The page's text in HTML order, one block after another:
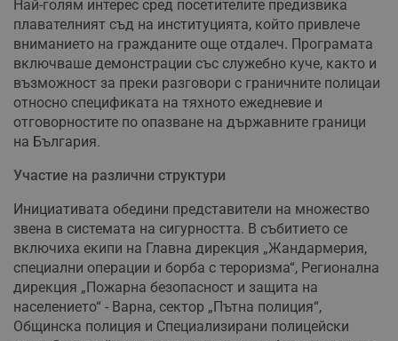
Най-голям интерес сред посетителите предизвика
плавателният съд на институцията, който привлече
вниманието на гражданите още отдалеч. Програмата
включваше демонстрации със служебно куче, както и
възможност за преки разговори с граничните полицаи
относно спецификата на тяхното ежедневие и
отговорностите по опазване на държавните граници
на България.
Участие на различни структури
Инициативата обедини представители на множество
звена в системата на сигурността. В събитието се
включиха екипи на Главна дирекция „Жандармерия,
специални операции и борба с тероризма“, Регионална
дирекция „Пожарна безопасност и защита на
населението“ - Варна, сектор „Пътна полиция“,
Общинска полиция и Специализирани полицейски